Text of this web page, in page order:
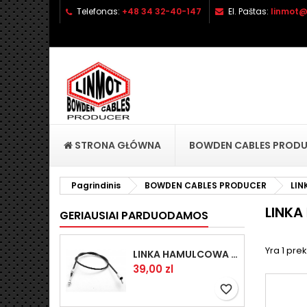
Telefonas: +48 34 32-40-147 El. Paštas:
STRONA GŁÓWNA BOWDEN CABLES
Pagrindinis BOWDEN CABLES PRODUCER
GERIAUSIAI PARDUODAMOS
LINKA HAMULCOWA PRZYCZEPY KNOTT 1440/1230 33921-1.14
Kaina
39,00 zl
favorite_border
Yra 1